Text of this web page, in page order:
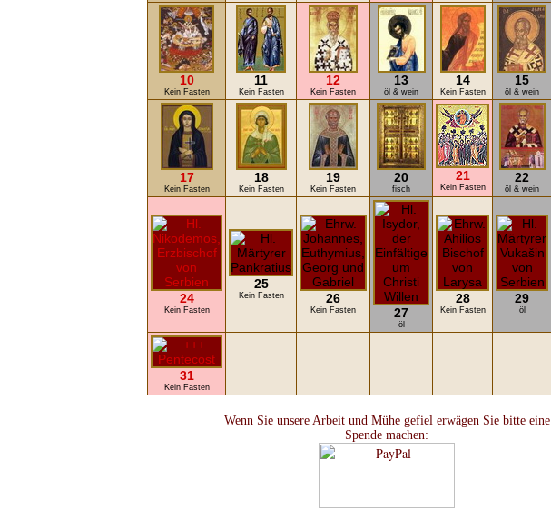
10
Kein Fasten
11
Kein Fasten
12
Kein Fasten
13
öl & wein
14
Kein Fasten
15
öl & wein
17
Kein Fasten
18
Kein Fasten
19
Kein Fasten
20
fisch
21
Kein Fasten
22
öl & wein
24
Kein Fasten
25
Kein Fasten 26
Kein Fasten 27
öl
28
Kein Fasten
29
öl
31
Kein Fasten
Wenn Sie unsere Arbeit und Mühe gefiel erwägen Sie bitte eine
Spende machen: